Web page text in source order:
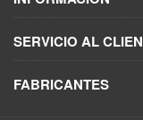
SERVICIO AL
FABRICANTES